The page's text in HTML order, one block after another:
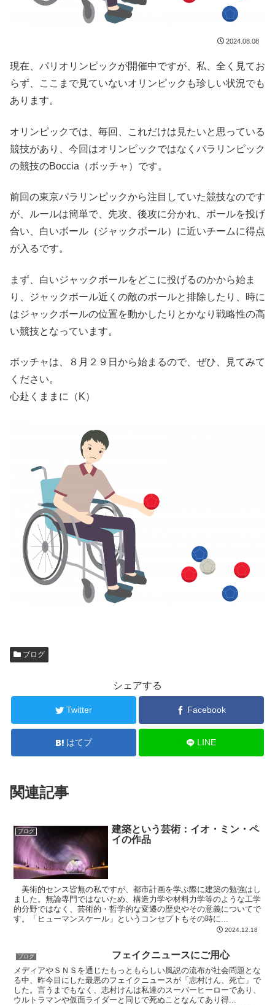
2024.08.08
現在、パリオリンピックが開催中ですが、私、全く見てお
らず、ここまで見ていないオリンピックも珍しい状況でも
あります。
オリンピックでは、毎回、これだけは見たいと思っている
競技があり、今回はオリンピックではなくパラリンピック
の競技のBoccia（ボッチャ）です。
前回の東京パラリンピックから注目していた競技なのです
が、ルールは簡単で、先攻、後攻に分かれ、ボールを投げ
合い、白いボール（ジャックボール）に近いチームに得点
が入るです。
まず、白いジャックボールをどこに投げるのかから始ま
り、ジャックボール近くの敵のボールと排除したり、時に
はジャックボールの位置を動かしたりとかなり戦略性の高
い競技となっています。
ボッチャは、８月２９日から始まるので、ぜひ、見てみて
ください。
心赴くままに（K）
ブログ
シェアする
Twitter Facebook
はてブ LINE
関連記事
ブログ
建築という芸術：イオ・ミン・ペ
イの作品
美術的センス皆無の私ですが、都市計画を学ぶ際に建築の勉強はし
ました。無論専門ではないため、構造力学や材料力学等のような工学
的分野ではなく、芸術的・哲学的な変遷の歴史やその意義についてで
す。「ヒューマンスケール」というコンセプトもその時に...
2024.12.18
ブログ フェイクニュースにご用心
メディアやＳＮＳを通じたもっともらしい風説の流布が社会問題とな
る中、昨今目にした最悪のフェイクニュースが「志村けん、死亡」で
した。言うまでもなく、志村けんは私達のスーパーヒーローであり、
ウルトラマンや仮面ライダーと同じで死ぬことなんてあり得...